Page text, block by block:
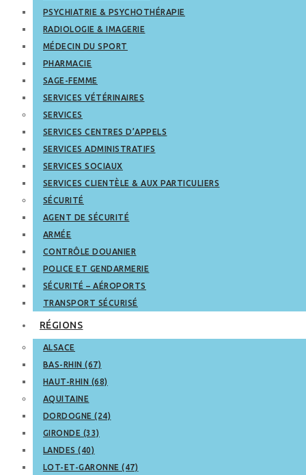
PSYCHIATRIE & PSYCHOTHÉRAPIE
RADIOLOGIE & IMAGERIE
MÉDECIN DU SPORT
PHARMACIE
SAGE-FEMME
SERVICES VÉTÉRINAIRES
SERVICES
SERVICES CENTRES D’APPELS
SERVICES ADMINISTRATIFS
SERVICES SOCIAUX
SERVICES CLIENTÈLE & AUX PARTICULIERS
SÉCURITÉ
AGENT DE SÉCURITÉ
ARMÉE
CONTRÔLE DOUANIER
POLICE ET GENDARMERIE
SÉCURITÉ – AÉROPORTS
TRANSPORT SÉCURISÉ
RÉGIONS
ALSACE
BAS-RHIN (67)
HAUT-RHIN (68)
AQUITAINE
DORDOGNE (24)
GIRONDE (33)
LANDES (40)
LOT-ET-GARONNE (47)